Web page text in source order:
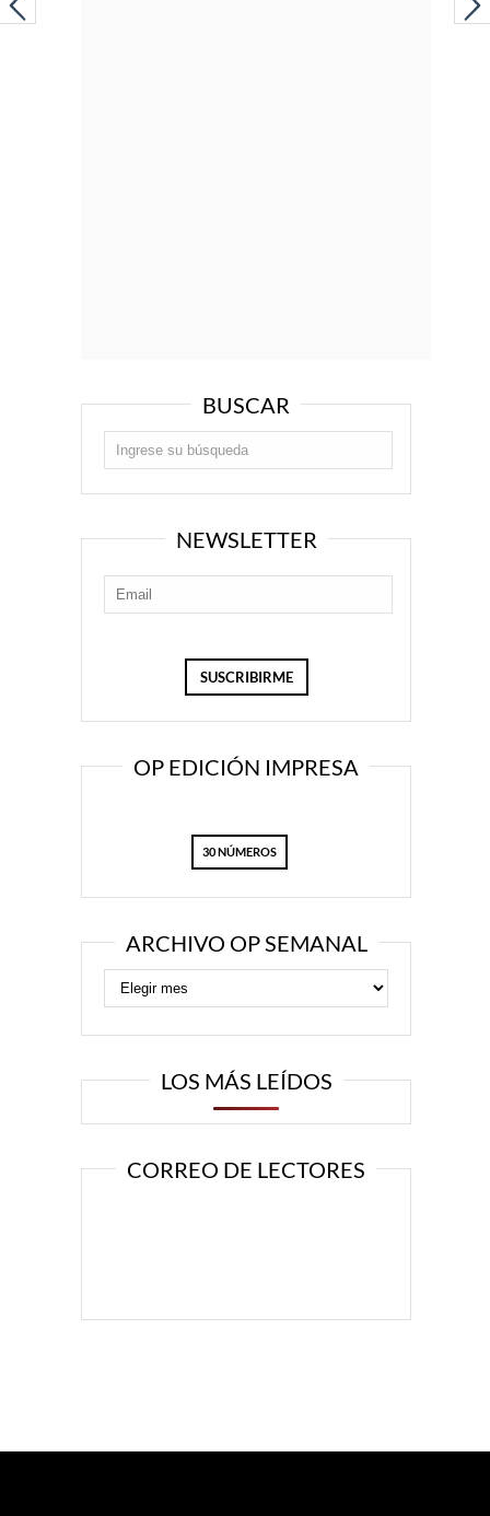
BUSCAR
NEWSLETTER
OP EDICIÓN IMPRESA
30 NÚMEROS
ARCHIVO OP SEMANAL
LOS MÁS LEÍDOS
CORREO DE LECTORES